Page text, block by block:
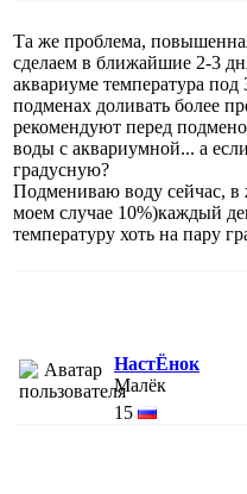
Та же проблема,
сделаем в ближайшие 2-3
аквариуме температура
подменах доливать более
рекомендуют перед
воды с аквариумной... а
градусную?
Подмениваю воду сейчас, в
моем случае 10%)каждый
температуру хоть на пару
НастЁнок
Малёк
15